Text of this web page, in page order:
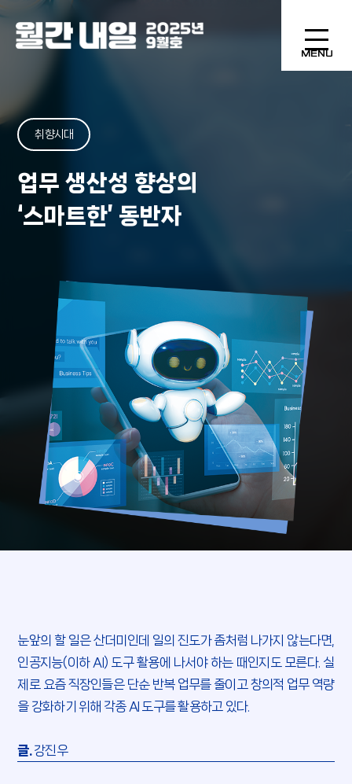
MENU
취향시대
업무 생산성 향상의
‘스마트한’ 동반자
눈앞의 할 일은 산더미인데 일의 진도가 좀처럼 나가지 않는다면,
인공지능(이하 AI) 도구 활용에 나서야 하는 때인지도 모른다. 실
제로 요즘 직장인들은 단순 반복 업무를 줄이고 창의적 업무 역량
을 강화하기 위해 각종 AI 도구를 활용하고 있다.
글. 강진우